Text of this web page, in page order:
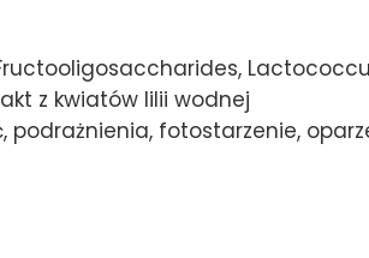
z kwiatów lilii wodnej
podrażnienia, fotostarzenie,